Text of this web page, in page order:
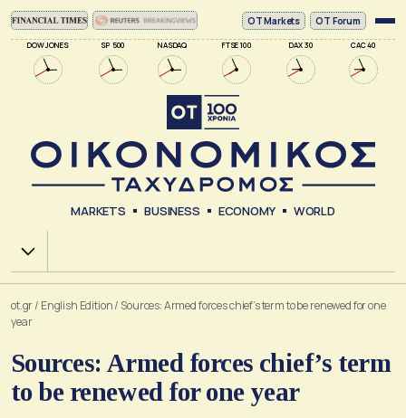
DOW JONES SP 500 NASDAQ FTSE 100 DAX 30 CAC 40
ΟΤ Markets OT Forum
MARKETS BUSINESS ECONOMY WORLD
Χ.Α.
ot.gr/ English Edition/ Sources: Armed forces chief’s term to be renewed for one
year
Sources: Armed forces chief’s term
to be renewed for one year